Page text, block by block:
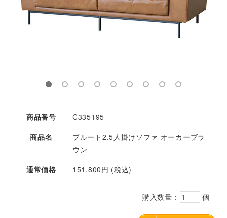
商品番号
C335195
商品名
プルート2.5人掛けソファ オーカーブラ
ウン
通常価格
151,800円 (税込)
購入数量： 個